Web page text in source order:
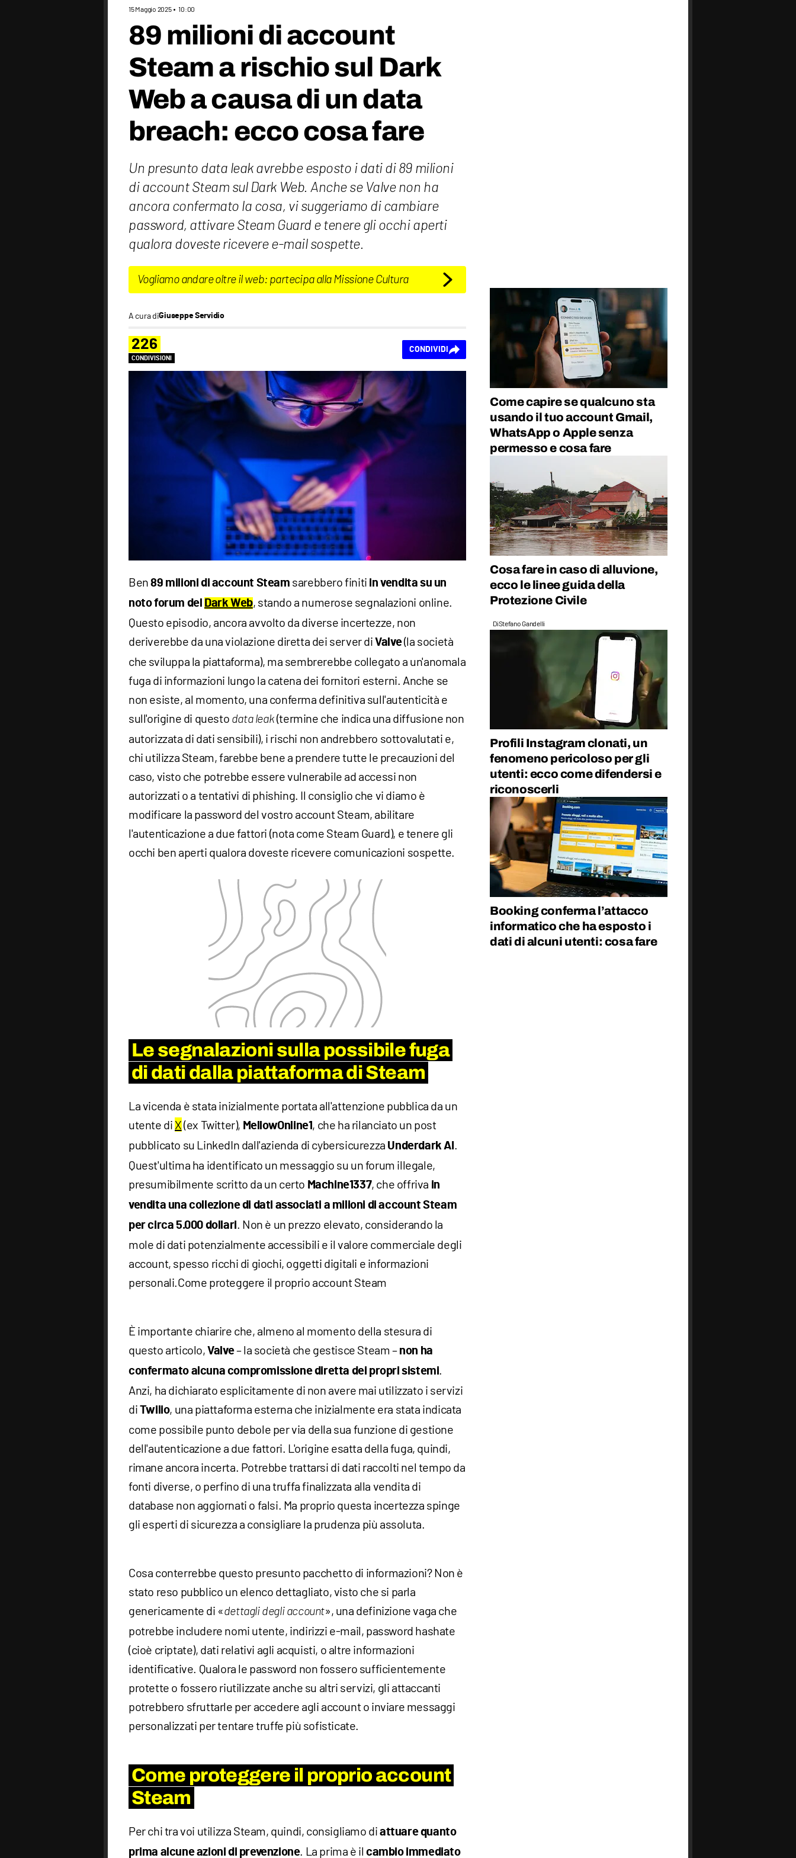
15 Maggio 2025 10:00
89 milioni di account
Steam a rischio sul Dark
Web a causa di un data
breach: ecco cosa fare
Un presunto data leak avrebbe esposto i dati di 89 milioni
di account Steam sul Dark Web. Anche se Valve non ha
ancora confermato la cosa, vi suggeriamo di cambiare
password, attivare Steam Guard e tenere gli occhi aperti
qualora doveste ricevere e-mail sospette.
Vogliamo andare oltre il web: partecipa alla Missione Cultura
A cura diGiuseppe Servidio
226
CONDIVISIONI
CONDIVIDI
Ben89 milioni di account Steam sarebbero finiti in vendita su un
noto forum del Dark Web, stando a numerose segnalazioni online.
Questo episodio, ancora avvolto da diverse incertezze, non
deriverebbe da una violazione diretta dei server diValve(la società
che sviluppa la piattaforma), ma sembrerebbe collegato a un'anomala
fuga di informazioni lungo la catena dei fornitori esterni. Anche se
non esiste, al momento, una conferma definitiva sull'autenticità e
sull'origine di questo data leak (termine che indica una diffusione non
autorizzata di dati sensibili), i rischi non andrebbero sottovalutati e,
chi utilizza Steam, farebbe bene a prendere tutte le precauzioni del
caso, visto che potrebbe essere vulnerabile ad accessi non
autorizzati o a tentativi di phishing. Il consiglio che vi diamo è
modificare la password del vostro account Steam, abilitare
l'autenticazione a due fattori (nota come Steam Guard), e tenere gli
occhi ben aperti qualora doveste ricevere comunicazioni sospette.
Le segnalazioni sulla possibile fuga
di dati dalla piattaforma di Steam
La vicenda è stata inizialmente portata all'attenzione pubblica da un
utente di X(ex Twitter), MellowOnline1 , che ha rilanciato un post
pubblicato su LinkedIn dall'azienda di cybersicurezza Underdark AI .
Quest'ultima ha identificato un messaggio su un forum illegale,
presumibilmente scritto da un certo Machine1337, che offriva in
vendita una collezione di dati associati a milioni di account Steam
per circa 5.000 dollari. Non è un prezzo elevato, considerando la
mole di dati potenzialmente accessibili e il valore commerciale degli
account, spesso ricchi di giochi, oggetti digitali e informazioni
personali.Come proteggere il proprio account Steam
È importante chiarire che, almeno al momento della stesura di
questo articolo,Valve– la società che gestisce Steam – non ha
confermato alcuna compromissione diretta dei propri sistemi.
Anzi, ha dichiarato esplicitamente di non avere mai utilizzato i servizi
di Twilio, una piattaforma esterna che inizialmente era stata indicata
come possibile punto debole per via della sua funzione di gestione
dell'autenticazione a due fattori. L'origine esatta della fuga, quindi,
rimane ancora incerta. Potrebbe trattarsi di dati raccolti nel tempo da
fonti diverse, o perfino di una truffa finalizzata alla vendita di
database non aggiornati o falsi. Ma proprio questa incertezza spinge
gli esperti di sicurezza a consigliare la prudenza più assoluta.
Cosa conterrebbe questo presunto pacchetto di informazioni? Non è
stato reso pubblico un elenco dettagliato, visto che si parla
genericamente di «dettagli degli account», una definizione vaga che
potrebbe includere nomi utente, indirizzi e-mail, password hashate
(cioè criptate), dati relativi agli acquisti, o altre informazioni
identificative. Qualora le password non fossero sufficientemente
protette o fossero riutilizzate anche su altri servizi, gli attaccanti
potrebbero sfruttarle per accedere agli account o inviare messaggi
personalizzati per tentare truffe più sofisticate.
Come proteggere il proprio account
Steam
Per chi tra voi utilizza Steam, quindi, consigliamo di attuare quanto
prima alcune azioni di prevenzione. La prima è ilcambio immediato
Come capire se qualcuno sta
usando il tuo account Gmail,
WhatsApp o Apple senza
permesso e cosa fare
Cosa fare in caso di alluvione,
ecco le linee guida della
Protezione Civile
DiStefano Gandelli
Profili Instagram clonati, un
fenomeno pericoloso per gli
utenti: ecco come difendersi e
riconoscerli
Booking conferma l’attacco
informatico che ha esposto i
dati di alcuni utenti: cosa fare